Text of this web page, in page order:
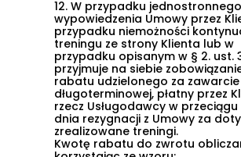
12. W przypadku jednostronnego
wypowiedzenia Umowy przez
przypadku niemożności
treningu ze strony Klienta lub w
przypadku opisanym w § 2. ust.
przyjmuje na siebie
rabatu udzielonego za
długoterminowej, płatny przez
rzecz Usługodawcy w
dnia rezygnacji z Umowy za
zrealizowane treningi.
Kwotę rabatu do zwrotu